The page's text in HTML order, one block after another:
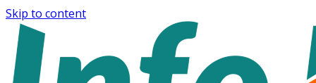
Skip to content